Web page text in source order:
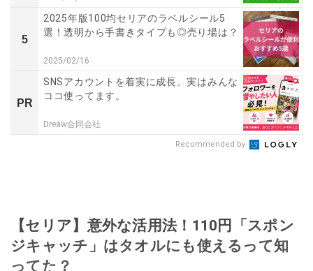
5
2025年版100均セリアのラベルシール5
選！透明から手書きタイプも◎売り場は？
2025/02/16
PR
SNSアカウントを着実に成長。実はみんな
ココ使ってます。
Dreaw合同会社
Recommended by
【セリア】意外な活用法！110円「スポン
ジキャッチ」はタオルにも使えるって知
ってた？